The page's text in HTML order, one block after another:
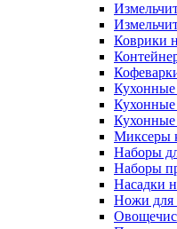
Коврики
Кухонные
Кухонные
Миксеры
Наборы
Наборы
Насадки
Ножи для